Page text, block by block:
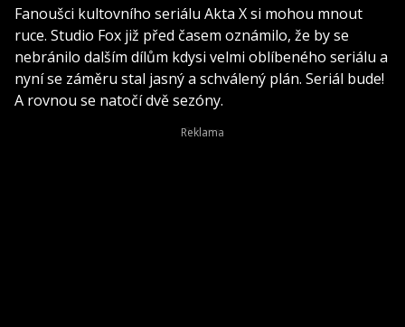
Fanoušci kultovního seriálu Akta X si mohou mnout
ruce. Studio Fox již před časem oznámilo, že by se
nebránilo dalším dílům kdysi velmi oblíbeného seriálu a
nyní se záměru stal jasný a schválený plán. Seriál bude!
A rovnou se natočí dvě sezóny.